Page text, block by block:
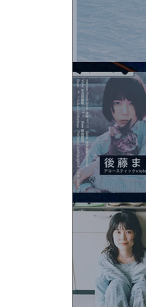
2026.08.08 |【観覧
City Lights × 17歳と
2026.08.10 |【観覧】
アコースティック